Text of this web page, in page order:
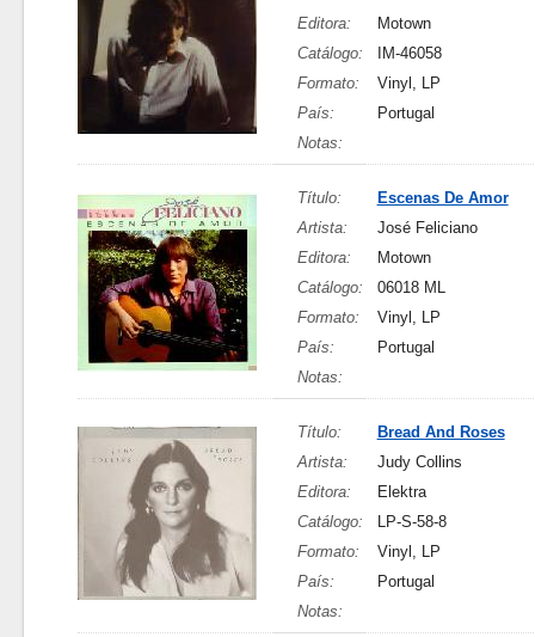
Editora:
Motown
Catálogo:
IM-46058
Formato:
Vinyl, LP
País:
Portugal
Notas:
Título:
Escenas De Amor
Artista:
José Feliciano
Editora:
Motown
Catálogo:
06018 ML
Formato:
Vinyl, LP
País:
Portugal
Notas:
Título:
Bread And Roses
Artista:
Judy Collins
Editora:
Elektra
Catálogo:
LP-S-58-8
Formato:
Vinyl, LP
País:
Portugal
Notas: